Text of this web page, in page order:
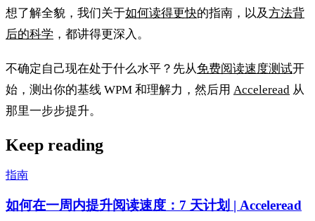
想了解全貌，我们关于如何读得更快的指南，以及方法背
后的科学 ，都讲得更深入。
不确定自己现在处于什么水平？先从免费阅读速度测试开
始，测出你的基线 WPM 和理解力，然后用 Acceleread 从
那里一步步提升。
Keep reading
指南
如何在一周内提升阅读速度：7 天计划 | Acceleread